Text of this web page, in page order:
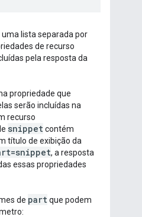
lista separada por
de recurso
pela resposta da
propriedade que
serão incluídas na
recurso
snippetcontém
título de exibição da
, a resposta
essas propriedades
de partque podem